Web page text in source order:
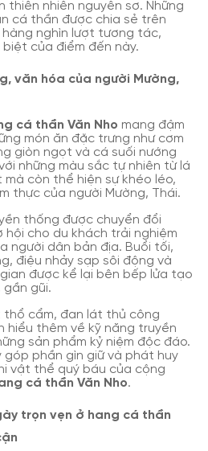
thiên nhiên nguyên sơ. Những
cá thần được chia sẻ trên
nghìn lượt tương tác,
của điểm đến này.
văn hóa của người Mường,
cá thần Văn Nho mang đậm
món ăn đặc trưng như cơm
giòn ngọt và cá suối nướng
những màu sắc tự nhiên từ lá
còn thể hiện sự khéo léo,
thực của người Mường, Thái.
thống được chuyển đổi
cho du khách trải nghiệm
người dân bản địa. Buổi tối,
điệu nhảy sạp sôi động và
được kể lại bên bếp lửa tạo
gần gũi.
cẩm, đan lát thủ công
hiểu thêm về kỹ năng truyền
sản phẩm kỷ niệm độc đáo.
góp phần gìn giữ và phát huy
vật thể quý báu của cộng
cá thần Văn Nho.
trọn vẹn ở hang cá thần